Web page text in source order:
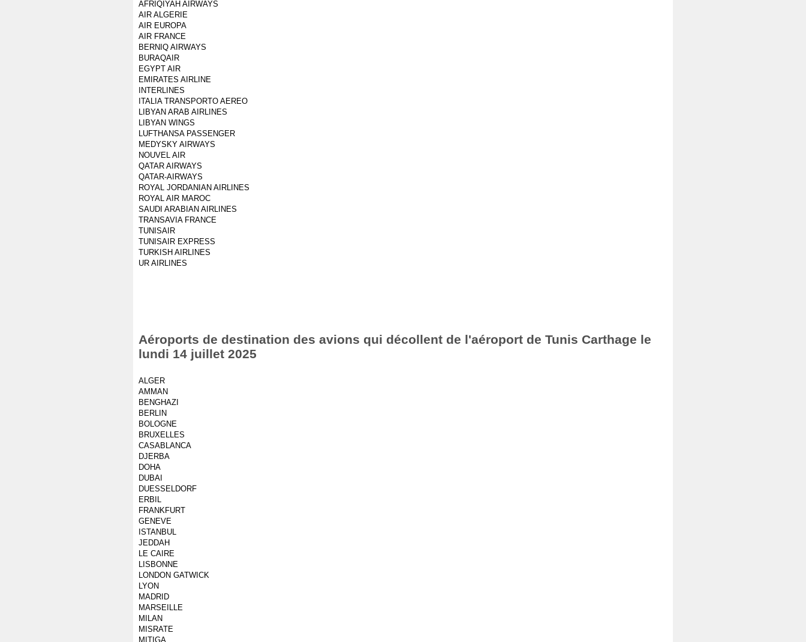
AFRIQIYAH AIRWAYS
AIR ALGERIE
AIR EUROPA
AIR FRANCE
BERNIQ AIRWAYS
BURAQAIR
EGYPT AIR
EMIRATES AIRLINE
INTERLINES
ITALIA TRANSPORTO AEREO
LIBYAN ARAB AIRLINES
LIBYAN WINGS
LUFTHANSA PASSENGER
MEDYSKY AIRWAYS
NOUVEL AIR
QATAR AIRWAYS
QATAR-AIRWAYS
ROYAL JORDANIAN AIRLINES
ROYAL AIR MAROC
SAUDI ARABIAN AIRLINES
TRANSAVIA FRANCE
TUNISAIR
TUNISAIR EXPRESS
TURKISH AIRLINES
UR AIRLINES
Aéroports de destination des avions qui décollent de l'aéroport de Tunis Carthage le
lundi 14 juillet 2025
ALGER
AMMAN
BENGHAZI
BERLIN
BOLOGNE
BRUXELLES
CASABLANCA
DJERBA
DOHA
DUBAI
DUESSELDORF
ERBIL
FRANKFURT
GENEVE
ISTANBUL
JEDDAH
LE CAIRE
LISBONNE
LONDON GATWICK
LYON
MADRID
MARSEILLE
MILAN
MISRATE
MITIGA